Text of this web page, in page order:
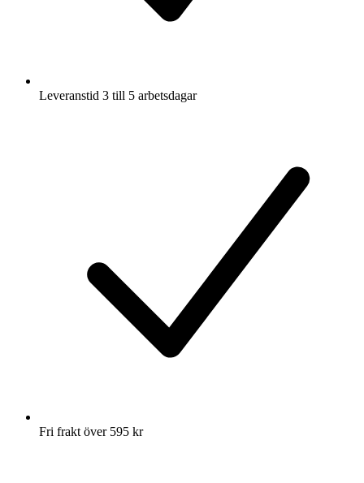
Leveranstid 3 till 5 arbetsdagar
Fri frakt över 595 kr